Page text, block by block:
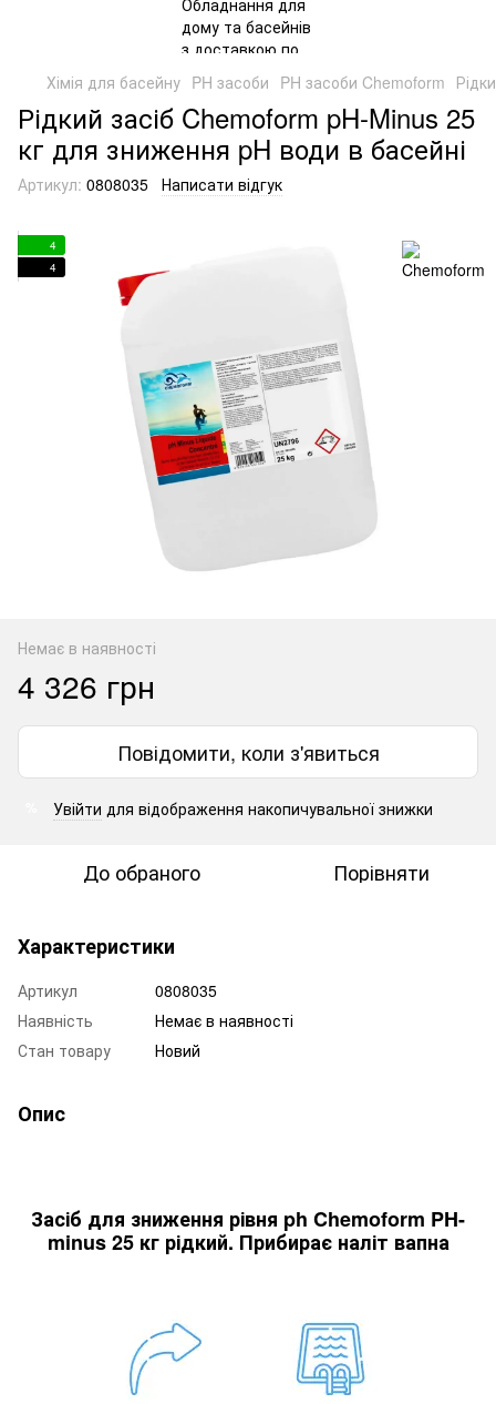
Хімія для басейну PH засоби PH засоби Chemoform
Рідкий засіб Chemoform pH-Minus 25
кг для зниження pH води в басейні
Артикул: 0808035 Написати відгук
4
4
Немає в наявності
4 326 грн
Повідомити, коли з'явиться
Увійти для відображення накопичувальної знижки
До обраного Порівняти
Характеристики
Артикул
0808035
Наявність
Немає в наявності
Стан товару
Новий
Опис
Засіб для зниження рівня ph Chemoform PH-
minus 25 кг рідкий. Прибирає наліт вапна